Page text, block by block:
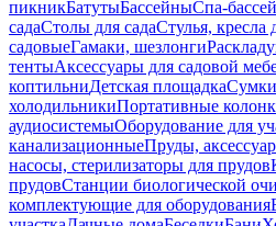
пикникБатутыБассейныСпа-
садаСтолы для садаСтулья, кресла
садовыеГамаки, шезлонги
тентыАксессуары для садовой
коптильниДетская площадка
холодильникиПортативные
аудиосистемыОборудование для
канализационныеПруды,
насосы, стерилизаторы для прудов
прудовСтанции биологической
комплектующие для оборудования